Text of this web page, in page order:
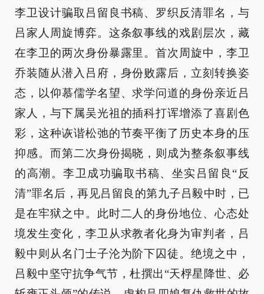
李卫设计骗取吕留良书稿、罗织反清罪名，与
吕家人周旋博弈。这条叙事线的戏剧层次，藏
在李卫的两次身份暴露里。首次周旋中，李卫
乔装随从潜入吕府，身份败露后，立刻转换姿
态，以仰慕儒学名望、求学问道的身份亲近吕
家人，与下属吴光祖的插科打诨增添了喜剧色
彩，这种诙谐松弛的节奏平衡了历史本身的压
抑感。而第二次身份揭晓，则成为整条叙事线
的高潮。李卫成功骗取书稿、坐实吕留良“反
清”罪名后，再见吕留良的第九子吕毅中时，已
是在牢狱之中。此时二人的身份地位、心态处
境发生变化，李卫从求教者化身为审判者，吕
毅中则从名门士子沦为阶下囚徒。绝境之中，
吕毅中坚守抗争气节，杜撰出“天桴星降世、必